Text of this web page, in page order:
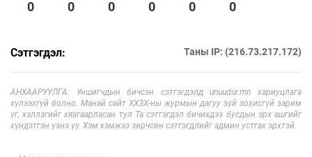
0 0 0 0 0 0
Сэтгэгдэл: Таны IP: (216.73.217.172)
АНХААРУУЛГА: Уншигчдын бичсэн сэтгэгдэлд unuudur.mn хариуцлага
хүлээхгүй болно. Манай сайт ХХЗХ-ны журмын дагуу зүй зохисгүй зарим
үг, хэллэгийг хязгаарласан тул Та сэтгэгдэл бичихдээ бусдын эрх ашгийг
хүндэтгэн үзнэ үү. Хэм хэмжээ зөрчсөн сэтгэгдлийг админ устгах эрхтэй.